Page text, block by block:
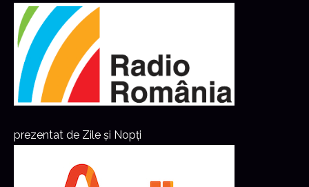
prezentat de Zile și Nopți